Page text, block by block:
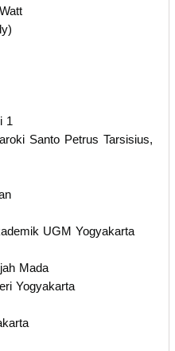
1
Santo Petrus Tarsisius,
UGM Yogyakarta
Mada
Yogyakarta